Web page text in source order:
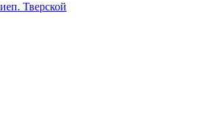
Тверской